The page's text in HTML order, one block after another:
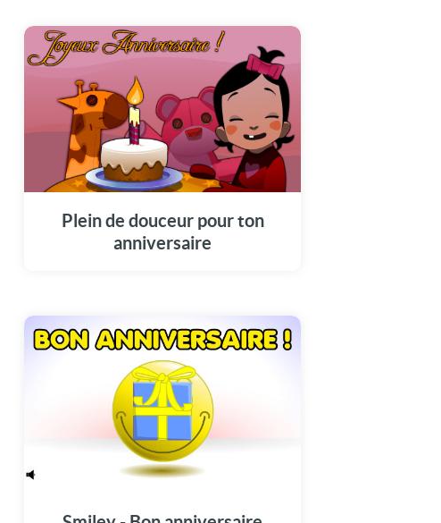
Plein de douceur pour ton
anniversaire